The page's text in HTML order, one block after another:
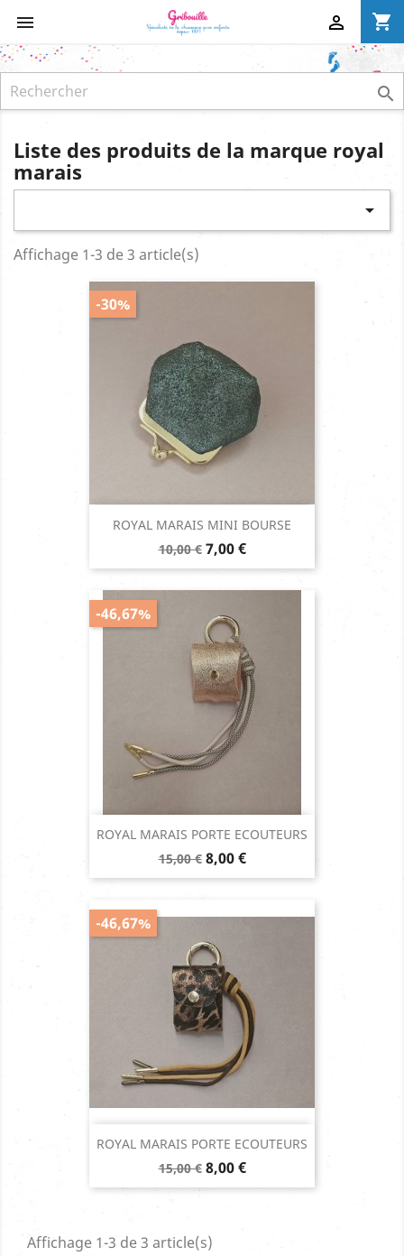
 shopping_cart


Liste des produits de la marque royal
marais

Affichage 1-3 de 3 article(s)
ROYAL MARAIS MINI BOURSE
Prix
de
10,00 € Prix
7,00 €
-30%
ROYAL MARAIS PORTE ECOUTEURS
Prix
de
15,00 € Prix
8,00 €
-46,67%
ROYAL MARAIS PORTE ECOUTEURS
Prix
de
15,00 € Prix
8,00 €
-46,67%
Affichage 1-3 de 3 article(s)